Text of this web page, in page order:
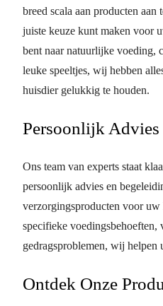
breed scala aan producten
juiste keuze kunt maken voor
bent naar natuurlijke voeding,
leuke speeltjes, wij hebben
huisdier gelukkig te houden.
Persoonlijk Advies
Ons team van experts staat
persoonlijk advies en
verzorgingsproducten voor
specifieke voedingsbehoeften,
gedragsproblemen, wij helpen
Ontdek Onze